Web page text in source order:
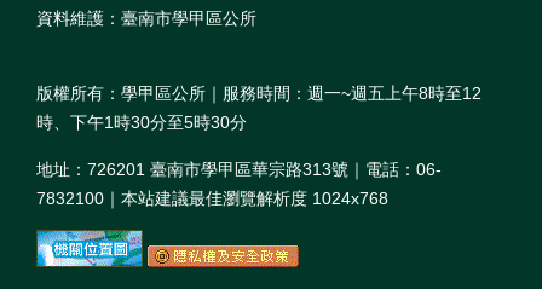
資料維護：臺南市學甲區公所
版權所有：學甲區公所｜服務時間：週一~週五上午8時至12
時、下午1時30分至5時30分
地址：726201 臺南市學甲區華宗路313號｜電話：06-
7832100｜本站建議最佳瀏覽解析度 1024x768